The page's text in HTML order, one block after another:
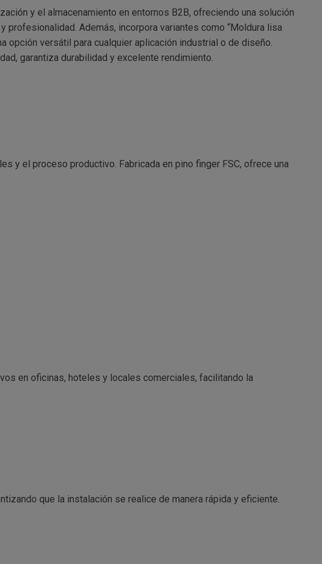
y el almacenamiento en entornos B2B, ofreciendo una solución
Además, incorpora variantes como “Moldura lisa
opción versátil para cualquier aplicación industrial o de diseño.
garantiza durabilidad y excelente rendimiento.
y el proceso productivo. Fabricada en pino finger FSC, ofrece una
en oficinas, hoteles y locales comerciales, facilitando la
que la instalación se realice de manera rápida y eficiente.